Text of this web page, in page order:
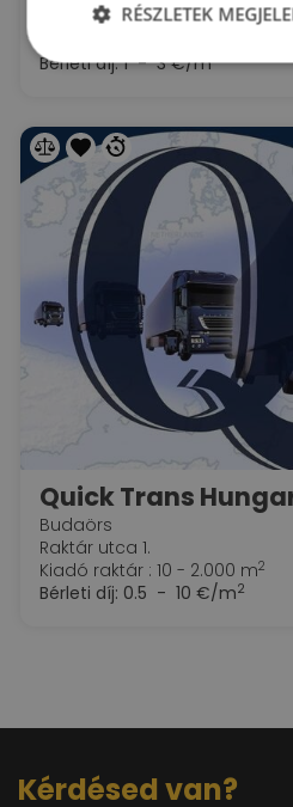
Gyár utca 2.
Bérleti díj: 1 - 3 €/m2
Quick Trans
Budaörs
Raktár utca 1.
Kiadó raktár : 10 - 2.000 m2
Bérleti díj: 0.5 - 10 €/m2
Kérdésed van?
RÉSZLETEK